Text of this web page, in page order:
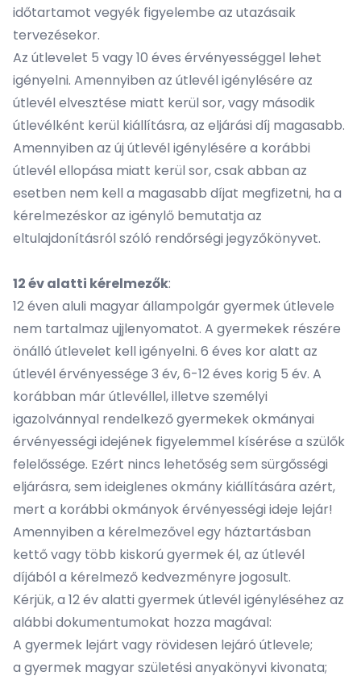
időtartamot vegyék figyelembe az utazásaik
tervezésekor.
Az útlevelet 5 vagy 10 éves érvényességgel lehet
igényelni. Amennyiben az útlevél igénylésére az
útlevél elvesztése miatt kerül sor, vagy második
útlevélként kerül kiállításra, az eljárási díj magasabb.
Amennyiben az új útlevél igénylésére a korábbi
útlevél ellopása miatt kerül sor, csak abban az
esetben nem kell a magasabb díjat megfizetni, ha a
kérelmezéskor az igénylő bemutatja az
eltulajdonításról szóló rendőrségi jegyzőkönyvet.
12 év alatti kérelmezők:
12 éven aluli magyar állampolgár gyermek útlevele
nem tartalmaz ujjlenyomatot. A gyermekek részére
önálló útlevelet kell igényelni. 6 éves kor alatt az
útlevél érvényessége 3 év, 6-12 éves korig 5 év. A
korábban már útlevéllel, illetve személyi
igazolvánnyal rendelkező gyermekek okmányai
érvényességi idejének figyelemmel kísérése a szülők
felelőssége. Ezért nincs lehetőség sem sürgősségi
eljárásra, sem ideiglenes okmány kiállítására azért,
mert a korábbi okmányok érvényességi ideje lejár!
Amennyiben a kérelmezővel egy háztartásban
kettő vagy több kiskorú gyermek él, az útlevél
díjából a kérelmező kedvezményre jogosult.
Kérjük, a 12 év alatti gyermek útlevél igényléséhez az
alábbi dokumentumokat hozza magával:
A gyermek lejárt vagy rövidesen lejáró útlevele;
a gyermek magyar születési anyakönyvi kivonata;